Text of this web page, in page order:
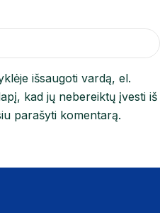
išsaugoti vardą, el.
kad jų nebereiktų įvesti iš
parašyti komentarą.